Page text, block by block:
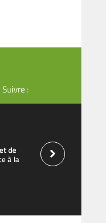
Suivre :
de
à la